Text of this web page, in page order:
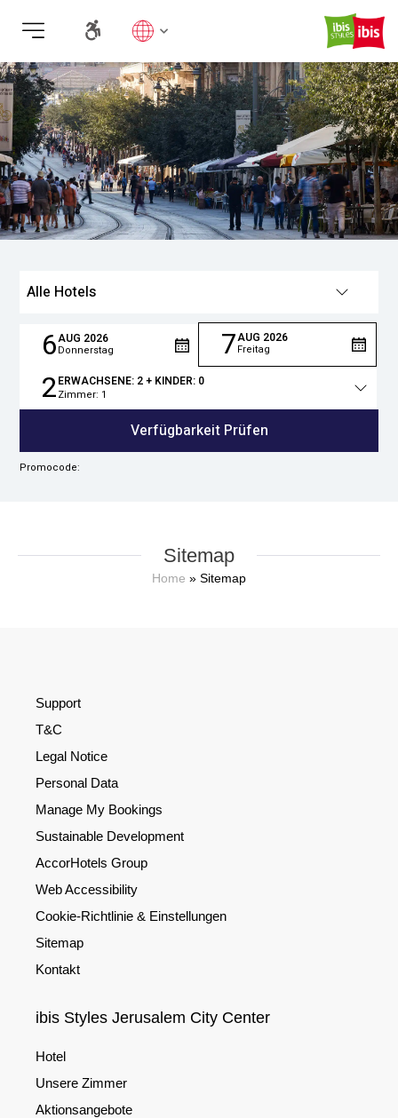
Lang
Alle Hotels
6AUG 2026
Donnerstag 7AUG 2026
Freitag
Gesamtzahl
2ERWACHSENE: 2+ KINDER: 0
Zimmer: 1
Promocode:
Verfügbarkeit Prüfen
Sitemap
Home » Sitemap
ibis Styles Jerusalem City Center
Hotel
Unsere Zimmer
Aktionsangebote
Support
T&C
Legal Notice
Personal Data
Manage My Bookings
Sustainable Development
AccorHotels Group
Web Accessibility
Cookie-Richtlinie & Einstellungen
Sitemap
Kontakt